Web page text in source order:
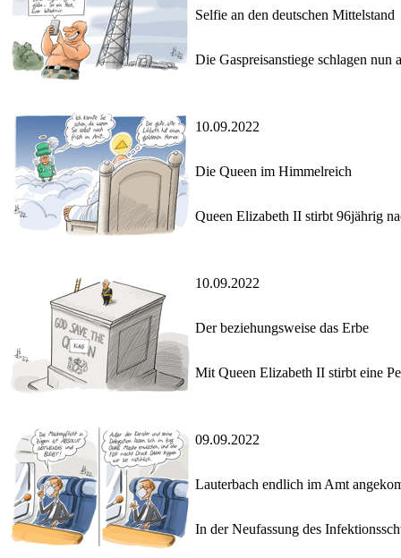
Selfie an den deutschen Mittelstand
Die Gaspreisanstiege schlagen
10.09.2022
Die Queen im Himmelreich
Queen Elizabeth II stirbt 96jährig
10.09.2022
Der beziehungsweise das Erbe
Mit Queen Elizabeth II stirbt eine
09.09.2022
Lauterbach endlich im Amt
In der Neufassung des